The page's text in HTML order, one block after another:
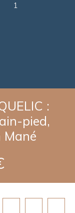
1
:
pied,
Mané